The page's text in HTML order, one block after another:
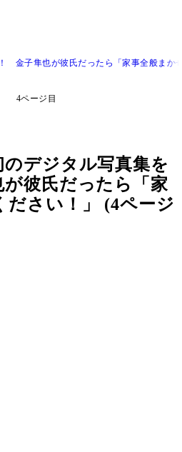
金子隼也が彼氏だったら「家事全般まか
4ページ目
のデジタル写真集を
彼氏だったら「家
ださい！」 (4ページ